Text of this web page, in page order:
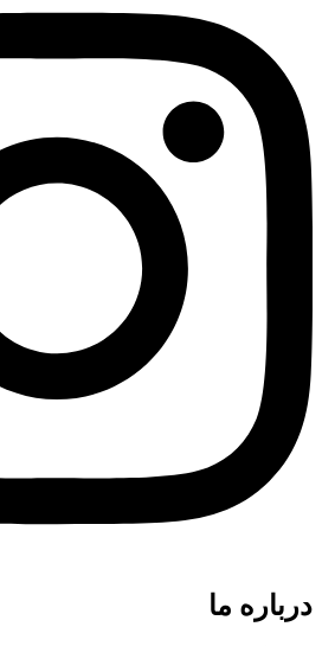
درباره ما